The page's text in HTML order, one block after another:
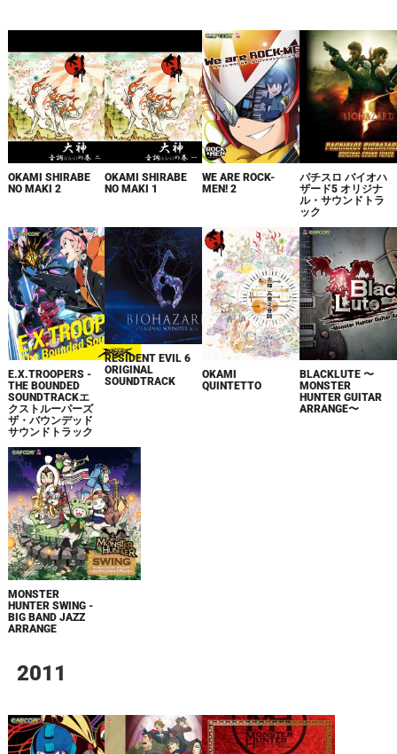
OKAMI SHIRABE
NO MAKI 2
OKAMI SHIRABE
NO MAKI 1
WE ARE ROCK-
MEN! 2
パチスロ バイオハ
ザード5 オリジナ
ル・サウンドトラ
ック
E.X.TROOPERS -
THE BOUNDED
SOUNDTRACKエ
クストルーパーズ
ザ・バウンデッド
サウンドトラック
RESIDENT EVIL 6
ORIGINAL
SOUNDTRACK
OKAMI
QUINTETTO
BLACKLUTE 〜
MONSTER
HUNTER GUITAR
ARRANGE〜
MONSTER
HUNTER SWING -
BIG BAND JAZZ
ARRANGE
2011